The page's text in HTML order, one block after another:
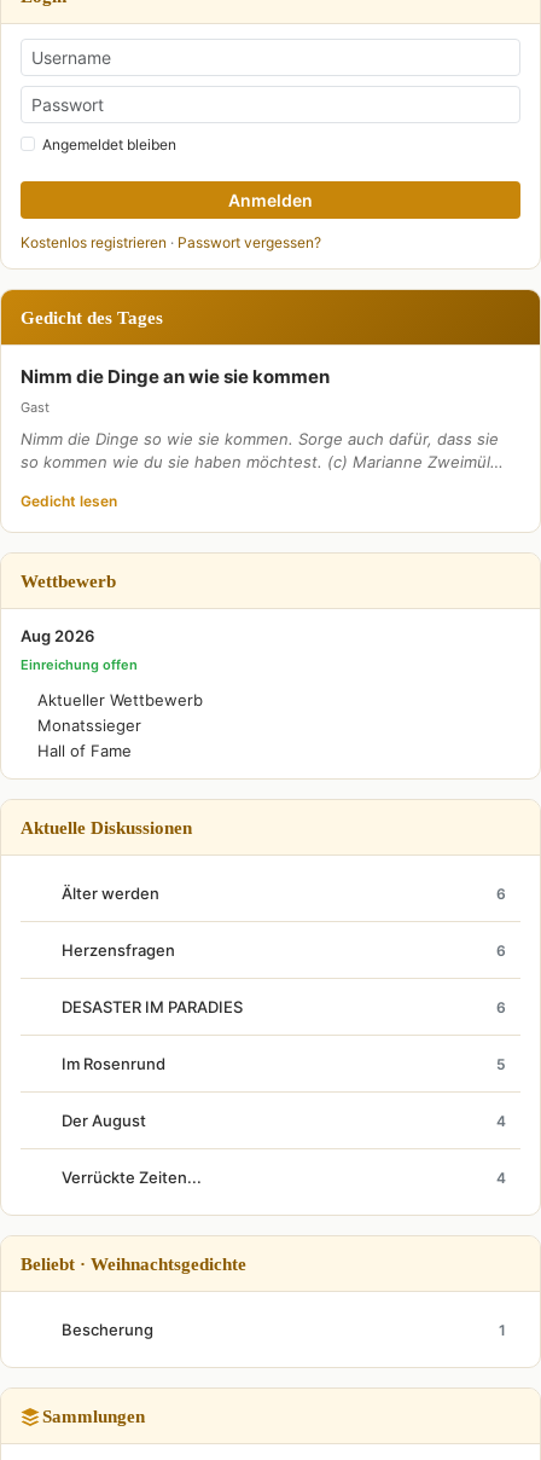
Angemeldet bleiben
Anmelden
Kostenlos registrieren · Passwort vergessen?
Gedicht des Tages
Nimm die Dinge an wie sie kommen
Gast
Nimm die Dinge so wie sie kommen. Sorge auch dafür, dass sie
so kommen wie du sie haben möchtest. (c) Marianne Zweimül…
Gedicht lesen
Wettbewerb
Aug 2026
Einreichung offen
Aktueller Wettbewerb
Monatssieger
Hall of Fame
Aktuelle Diskussionen
Älter werden 6
Herzensfragen 6
DESASTER IM PARADIES 6
Im Rosenrund 5
Der August 4
Verrückte Zeiten... 4
Beliebt · Weihnachtsgedichte
Bescherung 1
Sammlungen